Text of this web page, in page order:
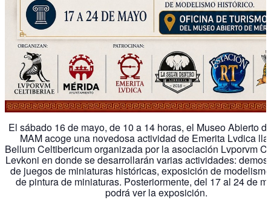
El sábado 16 de mayo, de 10 a 14 horas, el Museo Abierto
MAM acoge una novedosa actividad de Emerita Lvdica
Bellum Celtibericum organizada por la asociación Lvporvm
Levkoni en donde se desarrollarán varias actividades:
de juegos de miniaturas históricas, exposición de
de pintura de miniaturas. Posteriormente, del 17 al 24 de
podrá ver la exposición.